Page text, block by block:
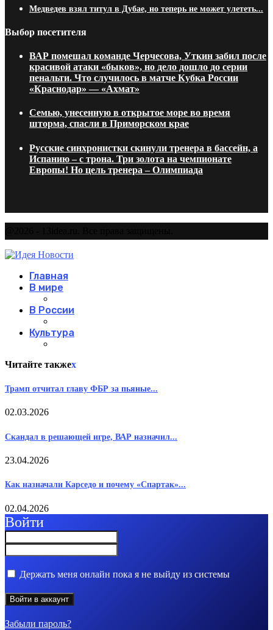
Медведев взял титул в Дубае, но теперь не может улететь...
Выбор посетителя
ВАР помешал команде Черчесова, Уткин забил после
красивой атаки «быков», но дело дошло до серии
пенальти. Что случилось в матче Кубка России
«Краснодар» — «Ахмат»
Семью, унесенную в открытое море во время
шторма, спасли в Приморском крае
Русские синхронистки скинули тренера в бассейн, а
Испанию – с трона. Три золота на чемпионате
Европы! Но цель тренера – Олимпиада
Главная
В мире
В России
Культура
Читайте такжеx
Трамп отчитал главу ФБР за пьяные...
02.03.2026
Скандал в решающей игре, ВАР назначил...
23.04.2026
Как назначали Карседо и почему «Спартак»...
02.04.2026
Войти
Держать меня онлайн пока я не выйду из системы
Забыли пароль?